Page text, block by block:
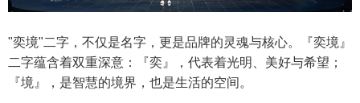
"奕境"二字，不仅是名字，更是品牌的灵魂与核心。『奕境』
二字蕴含着双重深意：『奕』，代表着光明、美好与希望；
『境』，是智慧的境界，也是生活的空间。